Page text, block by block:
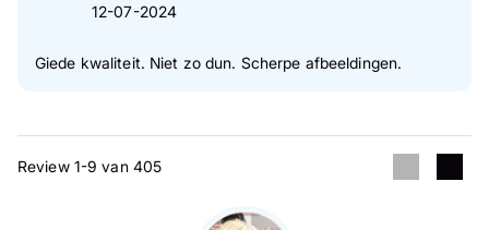
12-07-2024
Giede kwaliteit. Niet zo dun. Scherpe afbeeldingen.
Review 1-9 van 405